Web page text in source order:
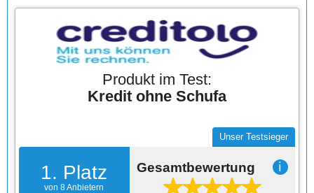
Produkt im Test:
Kredit ohne Schufa
1. Platz
von 8 Anbietern
Unser Testsieger
Gesamtbewertung ℹ